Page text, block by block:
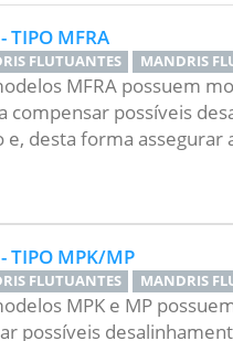
TIPO MFRA
FLUTUANTES MANDRIS
MFRA possuem
compensar possíveis
desta forma assegurar
TIPO MPK/MP
FLUTUANTES MANDRIS
MPK e MP
possíveis